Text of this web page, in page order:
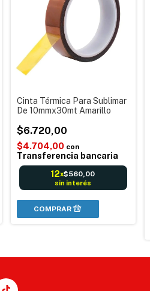
Cinta Térmica Para Sublimar
De 10mmx30mt Amarillo
$6.720,00
$4.704,00 con
Transferencia bancaria
12x$560,00
sin interés